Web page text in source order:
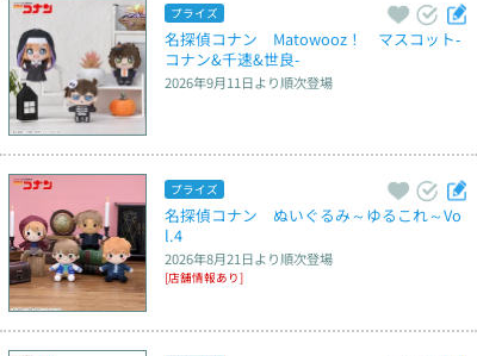
プライズ
名探偵コナン　Matowooz！　マスコット‐
コナン&千速&世良‐
2026年9月11日より順次登場
プライズ
名探偵コナン　ぬいぐるみ～ゆるこれ～Vo
l.4
2026年8月21日より順次登場
[店舗情報あり]